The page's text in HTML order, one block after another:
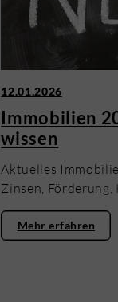
12.01.2026
Immobilien
wissen
Aktuelles
Zinsen, Förderung,
Mehr erfahren